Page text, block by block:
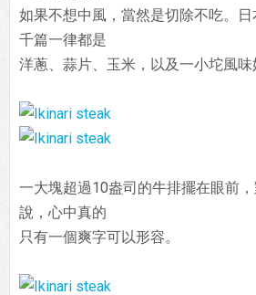
如果不想中風，當然是切除不吃。
千篇一律都是
洋蔥、蒜片、玉米，以及一小坨風味
一大塊超過10盎司的牛排擺在眼前
說，心中真的
只有一個爽字可以形容。